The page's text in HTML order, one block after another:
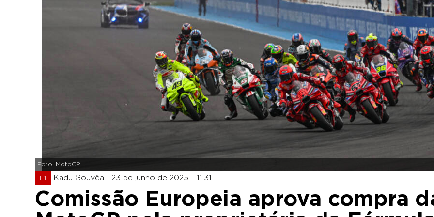
Foto: MotoGP
F1 Kadu Gouvêa | 23 de junho de 2025 - 11:31
Comissão Europeia aprova compra